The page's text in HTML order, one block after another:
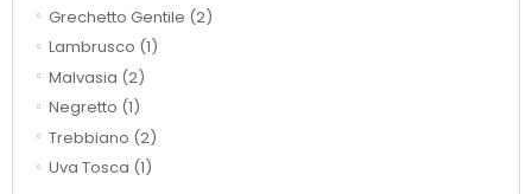
Grechetto Gentile (2)
Lambrusco (1)
Malvasia (2)
Negretto (1)
Trebbiano (2)
Uva Tosca (1)